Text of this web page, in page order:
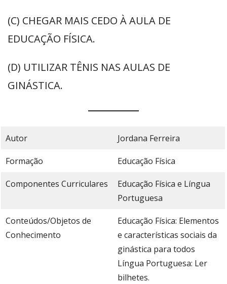
(C) CHEGAR MAIS CEDO À AULA DE
EDUCAÇÃO FÍSICA.
(D) UTILIZAR TÊNIS NAS AULAS DE
GINÁSTICA.
Autor Jordana Ferreira
Formação Educação Física
Componentes Curriculares
Educação Física e Língua
Portuguesa
Conteúdos/Objetos de
Conhecimento
Educação Física: Elementos
e características sociais da
ginástica para todos
Língua Portuguesa: Ler
bilhetes.